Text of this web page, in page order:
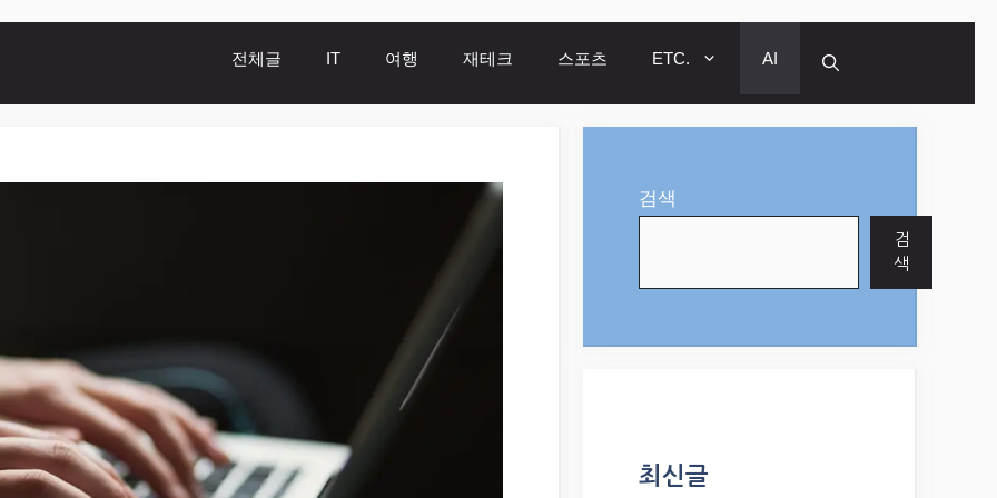
전체글 IT 여행 재테크 스포츠 ETC. AI
검색
검
색
최신글